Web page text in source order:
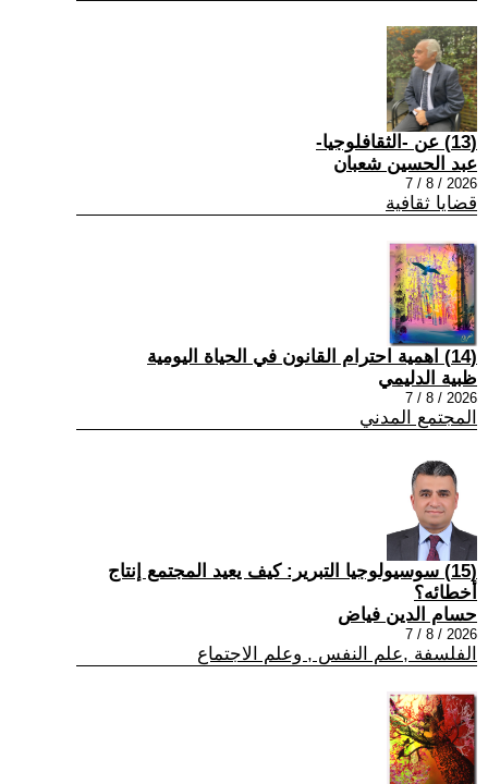
(13) عن -الثقافلوجيا-
عبد الحسين شعبان
2026 / 8 / 7
قضايا ثقافية
(14) اهمية احترام القانون في الحياة اليومية
ظبية الدليمي
2026 / 8 / 7
المجتمع المدني
(15) سوسيولوجيا التبرير: كيف يعيد المجتمع إنتاج
أخطائه؟
حسام الدين فياض
2026 / 8 / 7
الفلسفة ,علم النفس , وعلم الاجتماع